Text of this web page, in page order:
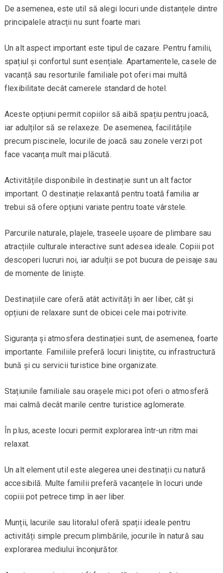
De asemenea, este util să alegi locuri unde distanțele dintre
principalele atracții nu sunt foarte mari.
Un alt aspect important este tipul de cazare. Pentru familii,
spațiul și confortul sunt esențiale. Apartamentele, casele de
vacanță sau resorturile familiale pot oferi mai multă
flexibilitate decât camerele standard de hotel.
Aceste opțiuni permit copiilor să aibă spațiu pentru joacă,
iar adulților să se relaxeze. De asemenea, facilitățile
precum piscinele, locurile de joacă sau zonele verzi pot
face vacanța mult mai plăcută.
Activitățile disponibile în destinație sunt un alt factor
important. O destinație relaxantă pentru toată familia ar
trebui să ofere opțiuni variate pentru toate vârstele.
Parcurile naturale, plajele, traseele ușoare de plimbare sau
atracțiile culturale interactive sunt adesea ideale. Copiii pot
descoperi lucruri noi, iar adulții se pot bucura de peisaje sau
de momente de liniște.
Destinațiile care oferă atât activități în aer liber, cât și
opțiuni de relaxare sunt de obicei cele mai potrivite.
Siguranța și atmosfera destinației sunt, de asemenea, foarte
importante. Familiile preferă locuri liniștite, cu infrastructură
bună și cu servicii turistice bine organizate.
Stațiunile familiale sau orașele mici pot oferi o atmosferă
mai calmă decât marile centre turistice aglomerate.
În plus, aceste locuri permit explorarea într-un ritm mai
relaxat.
Un alt element util este alegerea unei destinații cu natură
accesibilă. Multe familii preferă vacanțele în locuri unde
copiii pot petrece timp în aer liber.
Munții, lacurile sau litoralul oferă spații ideale pentru
activități simple precum plimbările, jocurile în natură sau
explorarea mediului înconjurător.